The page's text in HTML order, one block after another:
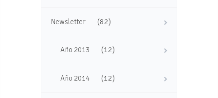
Newsletter (82)
Año 2013 (12)
Año 2014 (12)